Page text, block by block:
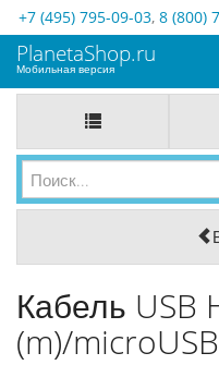
+7 (495) 795-09-03, 8 (800)
PlanetaShop.ru
Мобильная версия
Кабель USB
(m)/